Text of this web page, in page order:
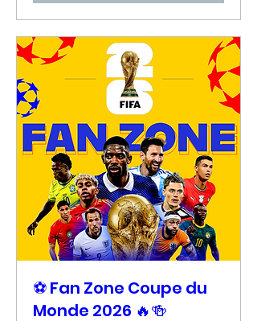
⚽ Fan Zone Coupe du
Monde 2026 🔥🍻